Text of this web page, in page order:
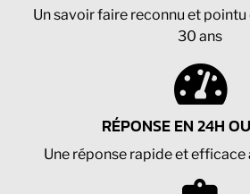
Un savoir faire reconnu et
30 ans
RÉPONSE EN 24H
Une réponse rapide et efficace